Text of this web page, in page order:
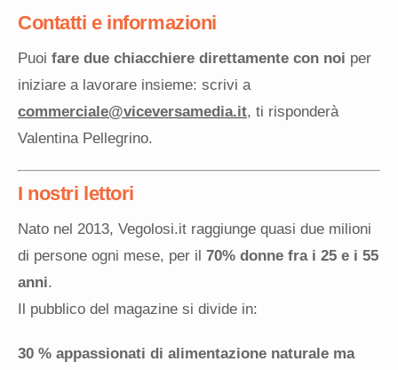
Contatti e informazioni
Puoi fare due chiacchiere direttamente con noi per
iniziare a lavorare insieme: scrivi a
commerciale@viceversamedia.it, ti risponderà
Valentina Pellegrino.
I nostri lettori
Nato nel 2013, Vegolosi.it raggiunge quasi due milioni
di persone ogni mese, per il 70% donne fra i 25 e i 55
anni.
Il pubblico del magazine si divide in:
30 % appassionati di alimentazione naturale ma